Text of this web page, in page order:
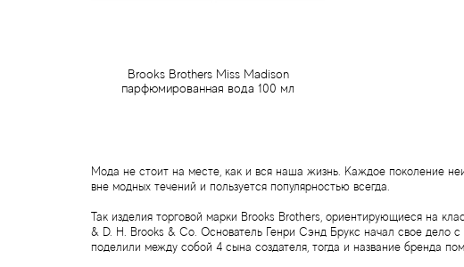
Brooks Brothers Miss Madison
парфюмированная вода 100 мл
Мода не стоит на месте, как и вся наша жизнь. Каждое поколение
вне модных течений и пользуется популярностью всегда.
Так изделия торговой марки Brooks Brothers, ориентирующиеся на
& D. H. Brooks & Co. Основатель Генри Сэнд Брукс начал свое
поделили между собой 4 сына создателя, тогда и название бренда